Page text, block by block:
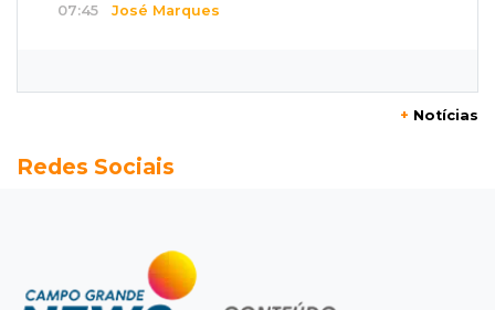
07:45 José Marques
Adolescente suspeito de queimar amigo está
Esportes
Copa Pantanal de vôlei reúne 20 clubes na
Capital em disputa da fase estadual
+ Notícias
Redes Sociais